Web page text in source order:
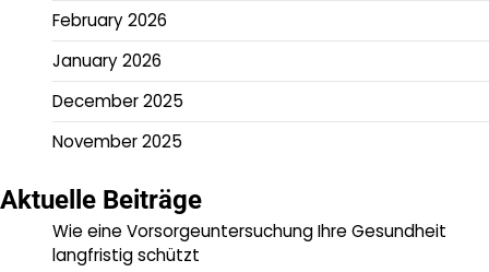
February 2026
January 2026
December 2025
November 2025
Aktuelle Beiträge
Wie eine Vorsorgeuntersuchung Ihre Gesundheit
langfristig schützt